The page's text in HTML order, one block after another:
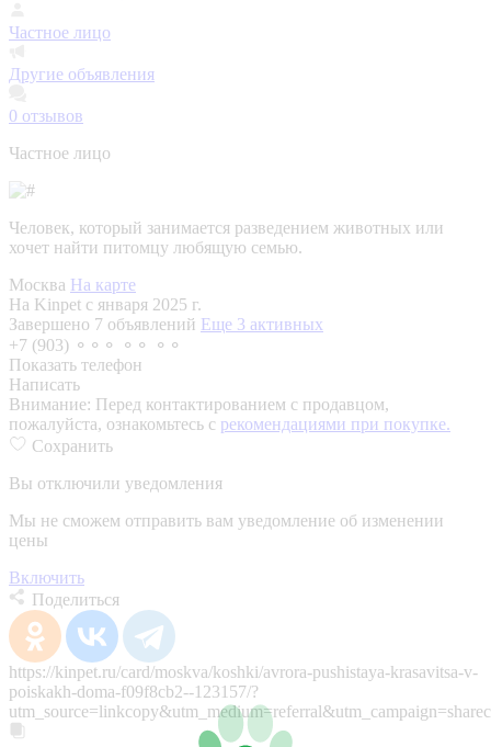
Частное лицо
Другие объявления
0 отзывов
Частное лицо
Человек, который занимается разведением животных или
хочет найти питомцу любящую семью.
Москва На карте
На Kinpet c января 2025 г.
Завершено 7 объявлений Еще 3 активных
+7 (903) ⚬⚬⚬ ⚬⚬ ⚬⚬
Показать телефон
Написать
Внимание: Перед контактированием с продавцом,
пожалуйста, ознакомьтесь с рекомендациями при покупке.
Сохранить
Вы отключили уведомления
Мы не сможем отправить вам уведомление об изменении
цены
Включить
Поделиться
https://kinpet.ru/card/moskva/koshki/avrora-pushistaya-krasavitsa-v-
poiskakh-doma-f09f8cb2--123157/?